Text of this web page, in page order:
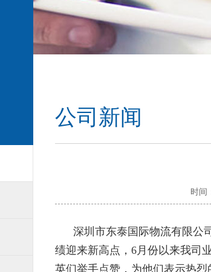
公司新闻
时间
深圳市东泰国际物流有限公
绩迎来新高点，6月份以来我司
英们举手点赞，为他们表示热烈